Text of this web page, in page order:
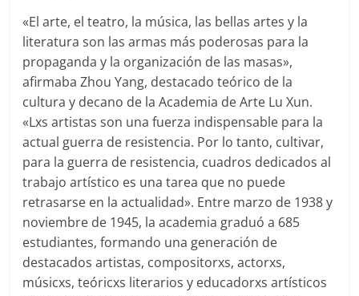
«El arte, el teatro, la música, las bellas artes y la
literatura son las armas más poderosas para la
propaganda y la organización de las masas»,
afirmaba Zhou Yang, destacado teórico de la
cultura y decano de la Academia de Arte Lu Xun.
«Lxs artistas son una fuerza indispensable para la
actual guerra de resistencia. Por lo tanto, cultivar,
para la guerra de resistencia, cuadros dedicados al
trabajo artístico es una tarea que no puede
retrasarse en la actualidad». Entre marzo de 1938 y
noviembre de 1945, la academia graduó a 685
estudiantes, formando una generación de
destacados artistas, compositorxs, actorxs,
músicxs, teóricxs literarios y educadorxs artísticos